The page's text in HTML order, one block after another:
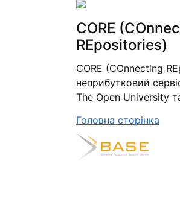
CORE
REpositories)
CORE (COnnecting
неприбутковий
The Open University
Головна сторінка